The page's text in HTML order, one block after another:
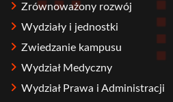
Zrównoważony rozwój
Wydziały i jednostki
Zwiedzanie kampusu
Wydział Medyczny
Wydział Prawa i Administracji